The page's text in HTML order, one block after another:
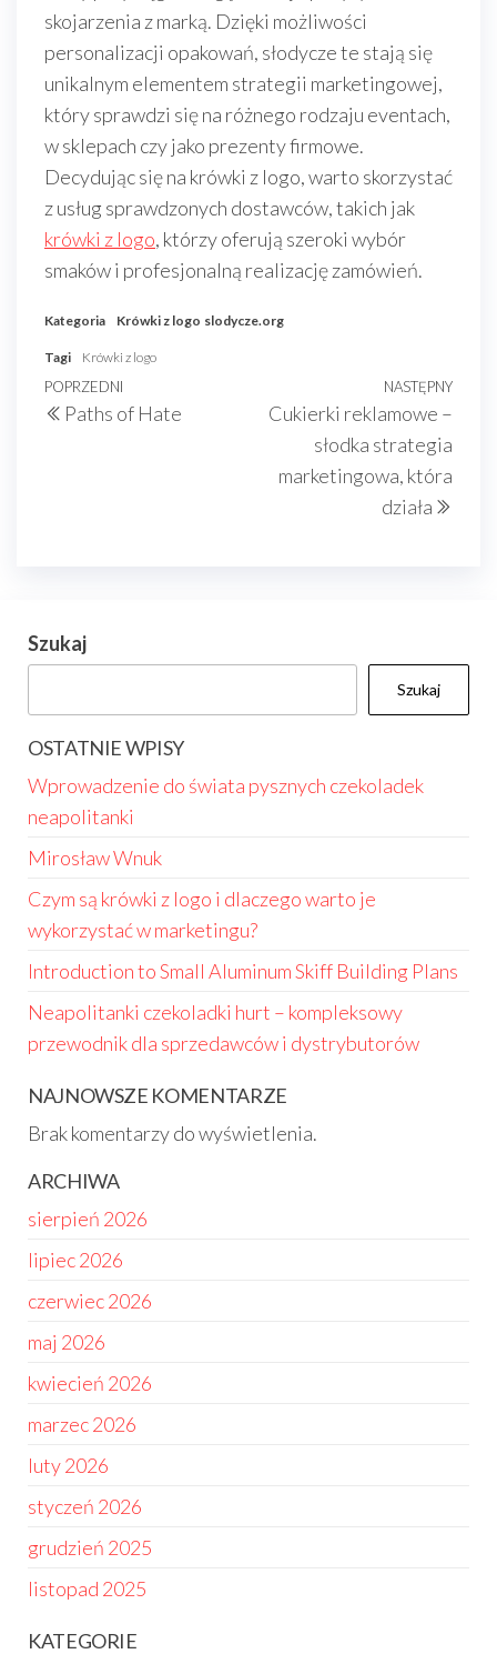
skojarzenia z marką. Dzięki możliwości
personalizacji opakowań, słodycze te stają się
unikalnym elementem strategii marketingowej,
który sprawdzi się na różnego rodzaju eventach,
w sklepach czy jako prezenty firmowe.
Decydując się na krówki z logo, warto skorzystać
z usług sprawdzonych dostawców, takich jak
krówki z logo, którzy oferują szeroki wybór
smaków i profesjonalną realizację zamówień.
Kategoria Krówki z logo slodycze.org
Tagi Krówki z logo
Nawigacja
wpisu
Poprzedni
wpis
POPRZEDNI
Paths of Hate
NASTĘPNY
Cukierki reklamowe –
słodka strategia
marketingowa, która
działa
Szukaj
Szukaj
OSTATNIE WPISY
Wprowadzenie do świata pysznych czekoladek
neapolitanki
Mirosław Wnuk
Czym są krówki z logo i dlaczego warto je
wykorzystać w marketingu?
Introduction to Small Aluminum Skiff Building Plans
Neapolitanki czekoladki hurt – kompleksowy
przewodnik dla sprzedawców i dystrybutorów
NAJNOWSZE KOMENTARZE
Brak komentarzy do wyświetlenia.
ARCHIWA
sierpień 2026
lipiec 2026
czerwiec 2026
maj 2026
kwiecień 2026
marzec 2026
luty 2026
styczeń 2026
grudzień 2025
listopad 2025
KATEGORIE